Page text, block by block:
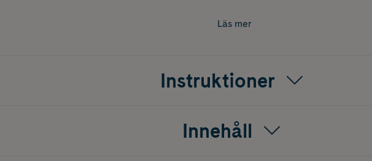
Tas dagligen enligt doseringsanvisning på förpackningen, gärna i samband med
Holistic Lactovitalis® pro innehåller 30 kapslar.
Läs mer
Instruktioner
Innehåll